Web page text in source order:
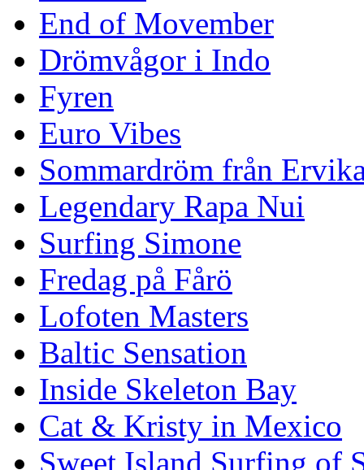
End of Movember
Drömvågor i Indo
Fyren
Euro Vibes
Sommardröm från
Legendary Rapa Nui
Surfing Simone
Fredag på Fårö
Lofoten Masters
Baltic Sensation
Inside Skeleton Bay
Cat & Kristy in Mexico
Sweet Island Surfing of